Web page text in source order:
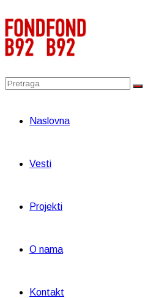
Naslovna
Vesti
Projekti
O nama
Kontakt